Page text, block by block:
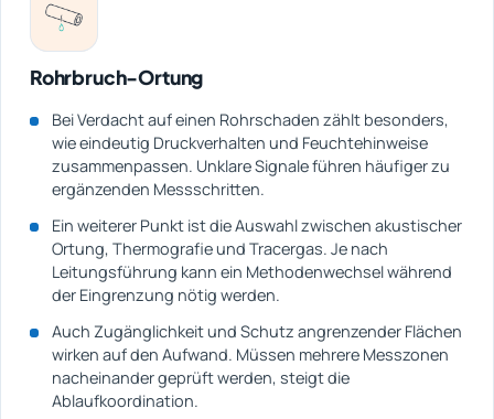
Rohrbruch-Ortung
Bei Verdacht auf einen Rohrschaden zählt besonders,
wie eindeutig Druckverhalten und Feuchtehinweise
zusammenpassen. Unklare Signale führen häufiger zu
ergänzenden Messschritten.
Ein weiterer Punkt ist die Auswahl zwischen akustischer
Ortung, Thermografie und Tracergas. Je nach
Leitungsführung kann ein Methodenwechsel während
der Eingrenzung nötig werden.
Auch Zugänglichkeit und Schutz angrenzender Flächen
wirken auf den Aufwand. Müssen mehrere Messzonen
nacheinander geprüft werden, steigt die
Ablaufkoordination.